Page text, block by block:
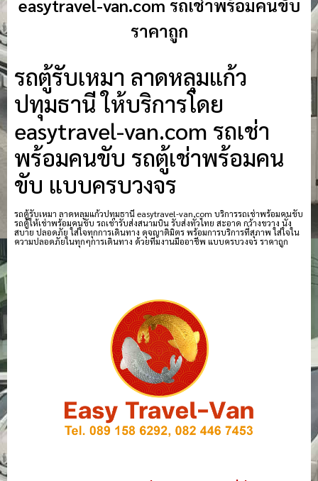
easytravel-van.com รถเช่าพร้อมคนขับ
ราคาถูก
รถตู้รับเหมา ลาดหลุมแก้ว
ปทุมธานี ให้บริการโดย
easytravel-van.com รถเช่า
พร้อมคนขับ รถตู้เช่าพร้อมคน
ขับ แบบครบวงจร
รถตู้รับเหมา ลาดหลุมแก้วปทุมธานี easytravel-van.com บริการรถเช่าพร้อมคนขับ
รถตู้ให้เช่าพร้อมคนขับ รถเช่ารับส่งสนามบิน รับส่งทั่วไทย สะอาด กว้างขวาง นั่ง
สบาย ปลอดภัย ใส่ใจทุกการเดินทาง ดุจญาติมิตร พร้อมการบริการที่สุภาพ ใส่ใจใน
ความปลอดภัยในทุกๆการเดินทาง ด้วยทีมงานมืออาชีพ แบบครบวงจร ราคาถูก